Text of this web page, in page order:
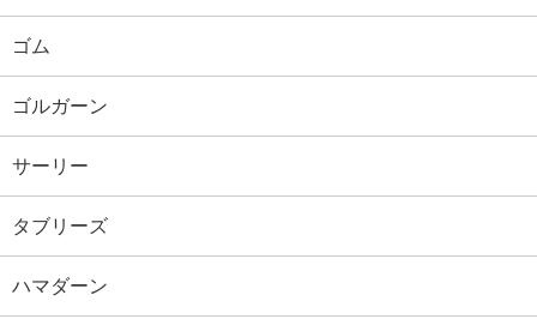
ゴム
ゴルガーン
サーリー
タブリーズ
ハマダーン